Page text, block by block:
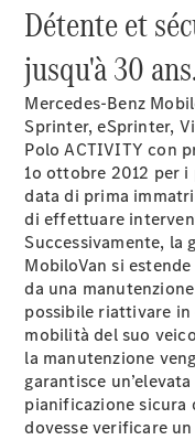
À
Détente et
jusqu'à 30
Mercedes-Benz
Sprinter, eSprinter,
Polo ACTIVITY con
1o ottobre 2012 per
data di prima
di effettuare
Successivamente, la
MobiloVan si
da una
possibile riattivare in
mobilità del suo
la manutenzione
garantisce
pianificazione sicura
dovesse verificare